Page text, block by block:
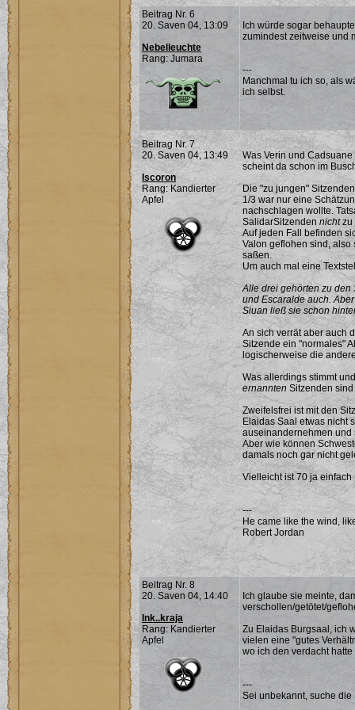
Beitrag Nr. 6
20. Saven 04, 13:09
Nebelleuchte
Rang: Jumara
Ich würde sogar
zumindest zeitweise und
---
Manchmal tu ich so, als
ich selbst.
Beitrag Nr. 7
20. Saven 04, 13:49
Iscoron
Rang: Kandierter
Apfel
Was Verin und
scheint da schon im
Die "zu jungen"
1/3 war nur eine
nachschlagen wollte.
SalidarSitzenden nichtzu
Auf jeden Fall befinden
Valon geflohen sind,
saßen.
Um auch mal eine
Alle drei gehörten zu den
und Escaralde auch.
Siuan ließ sie schon
An sich verrät aber auch
Sitzende ein "normales"
logischerweise die
Was allerdings stimmt
ernannten Sitzenden
Zweifelsfrei ist mit den
Elaidas Saal etwas nicht
auseinandernehmen und
Aber wie können
damals noch gar nicht
Vielleicht ist 70 ja
---
He came like the wind,
Robert Jordan
Beitrag Nr. 8
20. Saven 04, 14:40
Ink..kraja
Rang: Kandierter
Apfel
Ich glaube sie meinte,
verschollen/getötet/
Zu Elaidas Burgsaal, ich
vielen eine "gutes
wo ich den verdacht
---
Sei unbekannt, suche die